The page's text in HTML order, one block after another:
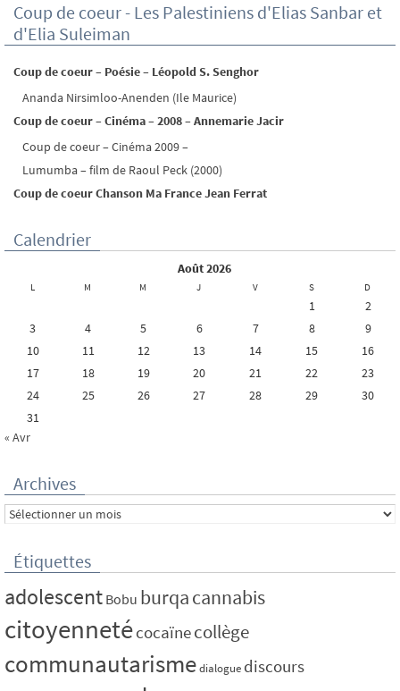
Coup de coeur - Les Palestiniens d'Elias Sanbar et
d'Elia Suleiman
Coup de coeur – Poésie – Léopold S. Senghor
Ananda Nirsimloo-Anenden (Ile Maurice)
Coup de coeur – Cinéma – 2008 – Annemarie Jacir
Coup de coeur – Cinéma 2009 –
Lumumba – film de Raoul Peck (2000)
Coup de coeur Chanson Ma France Jean Ferrat
Calendrier
août 2026
L M M J V S D
1
2
3
4 5 6 7 8
9
10
11 12 13 14 15
16
17
18 19 20 21 22
23
24
25 26 27 28 29
30
31
« Avr
Archives
Archives
Étiquettes
adolescent Bobu burqacannabis
citoyennetécocaïnecollège
communautarismedialogue discours